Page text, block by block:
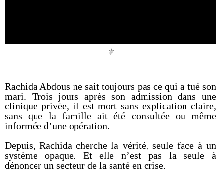
⚜️
Rachida Abdous ne sait toujours pas ce qui a tué son
mari. Trois jours après son admission dans une
clinique privée, il est mort sans explication claire,
sans que la famille ait été consultée ou même
informée d’une opération.
Depuis, Rachida cherche la vérité, seule face à un
système opaque. Et elle n’est pas la seule à
dénoncer un secteur de la santé en crise.